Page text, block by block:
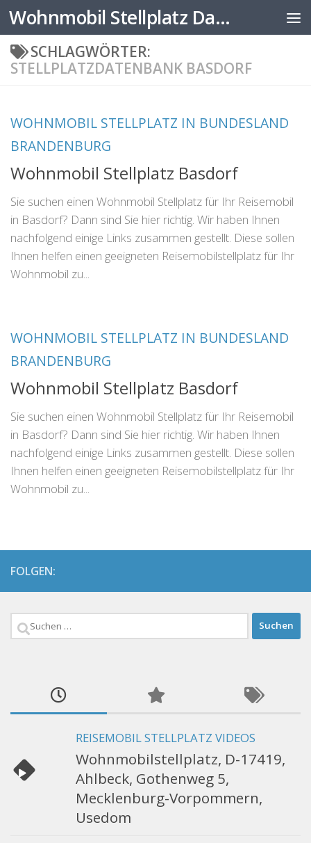
Zum Inhalt springen Wohnmobil Stellplatz Datenbank
SCHLAGWÖRTER:
STELLPLATZDATENBANK BASDORF
WOHNMOBIL STELLPLATZ IN BUNDESLAND
BRANDENBURG
Wohnmobil Stellplatz Basdorf
Sie suchen einen Wohnmobil Stellplatz für Ihr Reisemobil
in Basdorf? Dann sind Sie hier richtig. Wir haben Ihnen
nachfolgend einige Links zusammen gestellt. Diese sollen
Ihnen helfen einen geeigneten Reisemobilstellplatz für Ihr
Wohnmobil zu...
WOHNMOBIL STELLPLATZ IN BUNDESLAND
BRANDENBURG
Wohnmobil Stellplatz Basdorf
Sie suchen einen Wohnmobil Stellplatz für Ihr Reisemobil
in Basdorf? Dann sind Sie hier richtig. Wir haben Ihnen
nachfolgend einige Links zusammen gestellt. Diese sollen
Ihnen helfen einen geeigneten Reisemobilstellplatz für Ihr
Wohnmobil zu...
FOLGEN:
Suchen
REISEMOBIL STELLPLATZ VIDEOS
Wohnmobilstellplatz, D-17419,
Ahlbeck, Gothenweg 5,
Mecklenburg-Vorpommern,
Usedom